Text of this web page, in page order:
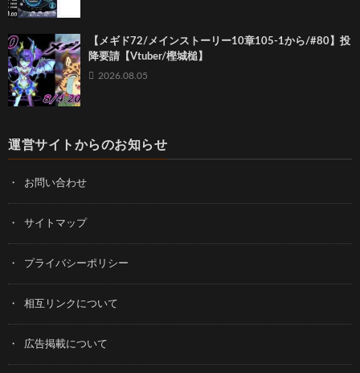
【メギド72/メインストーリー10章105-1から/#80】投
降要請【Vtuber/樫城槌】
2026.08.05
運営サイトからのお知らせ
お問い合わせ
サイトマップ
プライバシーポリシー
相互リンクについて
広告掲載について